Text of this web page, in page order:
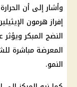
وأشار إلى أن
إفراز هرمون
النضج المبكر
المعرضة مباشرة
النمو.